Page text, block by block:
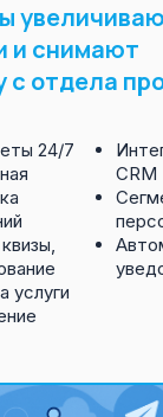
CRM
24/7
услуги
и снимают
с отдела